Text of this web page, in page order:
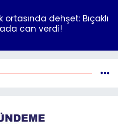
ortasında dehşet: Bıçaklı
can verdi!